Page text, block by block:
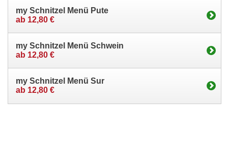
my Schnitzel Menü Pute
ab 12,80 €
my Schnitzel Menü Schwein
ab 12,80 €
my Schnitzel Menü Sur
ab 12,80 €